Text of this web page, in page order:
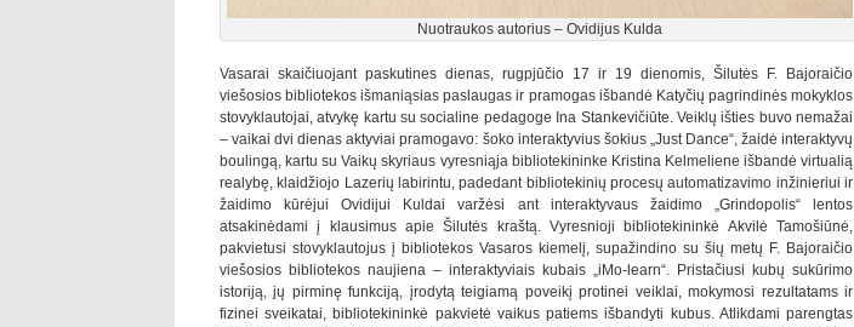
Nuotraukos autorius – Ovidijus Kulda
Vasarai skaičiuojant paskutines dienas, rugpjūčio 17 ir 19 dienomis, Šilutės F. Bajoraičio
viešosios bibliotekos išmaniąsias paslaugas ir pramogas išbandė Katyčių pagrindinės mokyklos
stovyklautojai, atvykę kartu su socialine pedagoge Ina Stankevičiūte. Veiklų išties buvo nemažai
– vaikai dvi dienas aktyviai pramogavo: šoko interaktyvius šokius „Just Dance“, žaidė interaktyvų
boulingą, kartu su Vaikų skyriaus vyresniąja bibliotekininke Kristina Kelmeliene išbandė virtualią
realybę, klaidžiojo Lazerių labirintu, padedant bibliotekinių procesų automatizavimo inžinieriui ir
žaidimo kūrėjui Ovidijui Kuldai varžėsi ant interaktyvaus žaidimo „Grindopolis“ lentos
atsakinėdami į klausimus apie Šilutės kraštą. Vyresnioji bibliotekininkė Akvilė Tamošiūnė,
pakvietusi stovyklautojus į bibliotekos Vasaros kiemelį, supažindino su šių metų F. Bajoraičio
viešosios bibliotekos naujiena – interaktyviais kubais „iMo-learn“. Pristačiusi kubų sukūrimo
istoriją, jų pirminę funkciją, įrodytą teigiamą poveikį protinei veiklai, mokymosi rezultatams ir
fizinei sveikatai, bibliotekininkė pakvietė vaikus patiems išbandyti kubus. Atlikdami parengtas